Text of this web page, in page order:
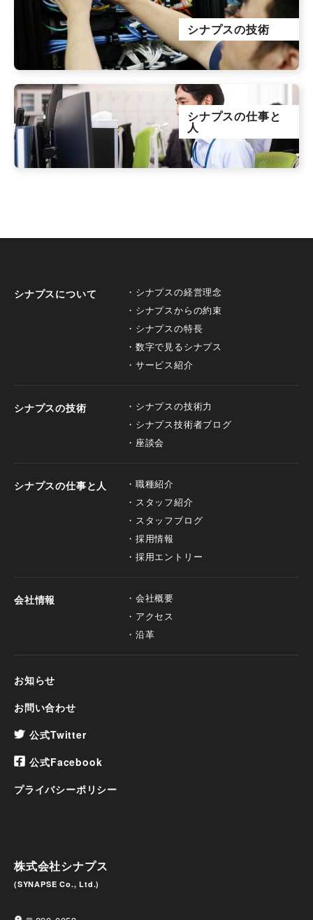
シナプスの技術
シナプスの仕事と
人
株式会社シナプス
(SYNAPSE Co., Ltd.)
シナプスについて
シナプスの経営理念
シナプスからの約束
シナプスの特長
数字で見るシナプス
サービス紹介
シナプスの技術
シナプスの技術力
シナプス技術者ブログ
座談会
シナプスの仕事と人
職種紹介
スタッフ紹介
スタッフブログ
採用情報
採用エントリー
会社情報
会社概要
アクセス
沿革
お知らせ
お問い合わせ
公式Twitter
公式Facebook
プライバシーポリシー